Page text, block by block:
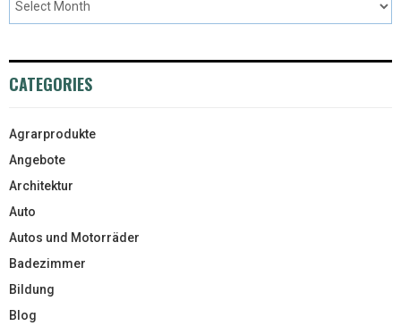
CATEGORIES
Agrarprodukte
Angebote
Architektur
Auto
Autos und Motorräder
Badezimmer
Bildung
Blog